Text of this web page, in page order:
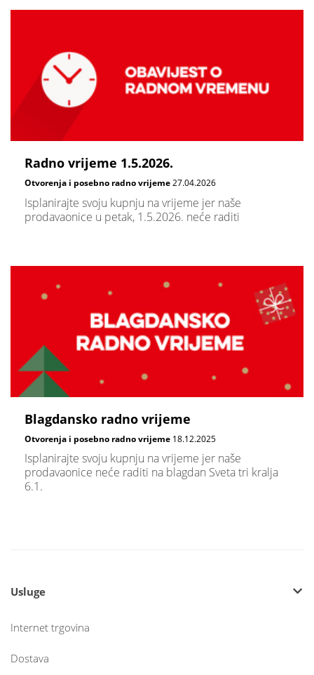
Radno vrijeme 1.5.2026.
Otvorenja i posebno radno vrijeme27.04.2026
Isplanirajte svoju kupnju na vrijeme jer naše
prodavaonice u petak, 1.5.2026. neće raditi
Blagdansko radno vrijeme
Otvorenja i posebno radno vrijeme 18.12.2025
Isplanirajte svoju kupnju na vrijeme jer naše
prodavaonice neće raditi na blagdan Sveta tri kralja
6.1.
Usluge
Internet trgovina
Dostava